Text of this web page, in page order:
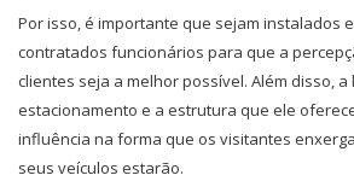
Por isso, é importante que sejam instalados
contratados funcionários para que a
clientes seja a melhor possível. Além disso, a
estacionamento e a estrutura que ele
influência na forma que os visitantes
seus veículos estarão.